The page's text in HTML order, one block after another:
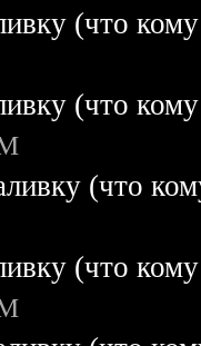
(что
(что
(что
(что